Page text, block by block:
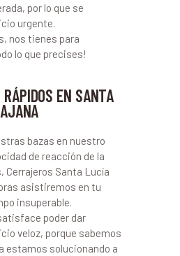
por lo que se
urgente.
nos tienes para
lo que precises!
RÁPIDOS EN SANTA
bazas en nuestro
de reacción de la
Cerrajeros Santa Lucía
asistiremos en tu
insuperable.
poder dar
veloz, porque sabemos
estamos solucionando a